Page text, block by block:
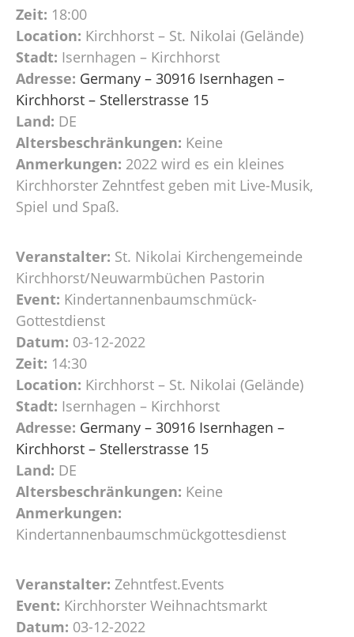
Zeit: 18:00
Location: Kirchhorst – St. Nikolai (Gelände)
Stadt: Isernhagen – Kirchhorst
Adresse: Germany – 30916 Isernhagen –
Kirchhorst – Stellerstrasse 15
Land: DE
Altersbeschränkungen: Keine
Anmerkungen: 2022 wird es ein kleines
Kirchhorster Zehntfest geben mit Live-Musik,
Spiel und Spaß.
Veranstalter: St. Nikolai Kirchengemeinde
Kirchhorst/Neuwarmbüchen Pastorin
Event: Kindertannenbaumschmück-
Gottestdienst
Datum: 03-12-2022
Zeit: 14:30
Location: Kirchhorst – St. Nikolai (Gelände)
Stadt: Isernhagen – Kirchhorst
Adresse: Germany – 30916 Isernhagen –
Kirchhorst – Stellerstrasse 15
Land: DE
Altersbeschränkungen: Keine
Anmerkungen:
Kindertannenbaumschmückgottesdienst
Veranstalter: Zehntfest.Events
Event: Kirchhorster Weihnachtsmarkt
Datum: 03-12-2022